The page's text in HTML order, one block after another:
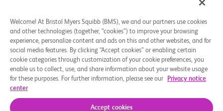
Du kan kontake vår EU-personvernrådgiver på
EUDPO@BMS.comfor å utøve rettigheter du måtte ha
knyttet til ditt personvern. Hit kan du også reise eventuelle
bekymringer eller spørsmål knyttet til Bristol Myers Squibb
Companys håndtering av dine personopplysninger.
Welcome! At Bristol Myers Squibb (BMS), we and our partners use cookies
and other technologies (together, “cookies”) to improve your browsing
experience, personalize content and ads on this and other websites, and for
social media features. By clicking “Accept cookies” or enabling certain
cookie categories through customization of your cookie preferences, you
enable us to collect, use, and share information about your website usage
for these purposes. For further information, please see our
Privacy notice
center
Accept cookies